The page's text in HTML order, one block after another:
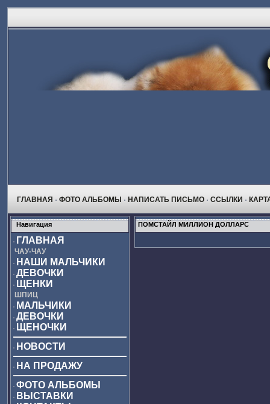
ГЛАВНАЯ ФОТО АЛЬБОМЫ НАПИСАТЬ ПИСЬМО ССЫЛКИ
Навигация
ГЛАВНАЯ
ЧАУ-ЧАУ
НАШИ МАЛЬЧИКИ
ДЕВОЧКИ
ЩЕНКИ
ШПИЦ
МАЛЬЧИКИ
ДЕВОЧКИ
ЩЕНОЧКИ
НОВОСТИ
НА ПРОДАЖУ
ФОТО АЛЬБОМЫ
ВЫСТАВКИ
ПОМСТАЙЛ МИЛЛИОН ДОЛЛАРС